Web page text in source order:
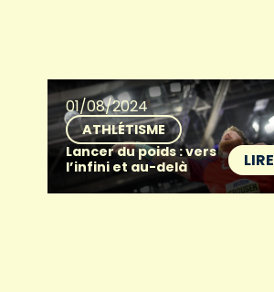
01/08/2024
ATHLÉTISME
Lancer du poids : vers
l’infini et au-delà
LIRE